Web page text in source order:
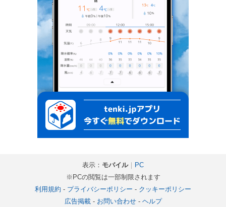
表示： モバイル｜ PC
※PCの閲覧は一部制限されます
利用規約 - プライバシーポリシー - クッキーポリシー
広告掲載- お問い合わせ- ヘルプ